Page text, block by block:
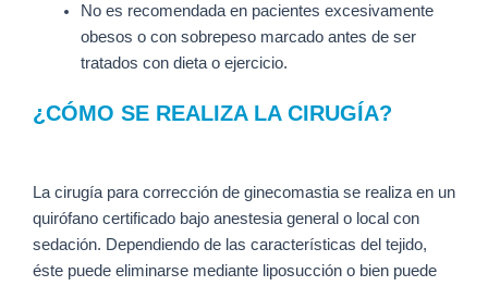
No es recomendada en pacientes excesivamente
obesos o con sobrepeso marcado antes de ser
tratados con dieta o ejercicio.
¿CÓMO SE REALIZA LA CIRUGÍA?
La cirugía para corrección de ginecomastia se realiza en un
quirófano certificado bajo anestesia general o local con
sedación. Dependiendo de las características del tejido,
éste puede eliminarse mediante liposucción o bien puede